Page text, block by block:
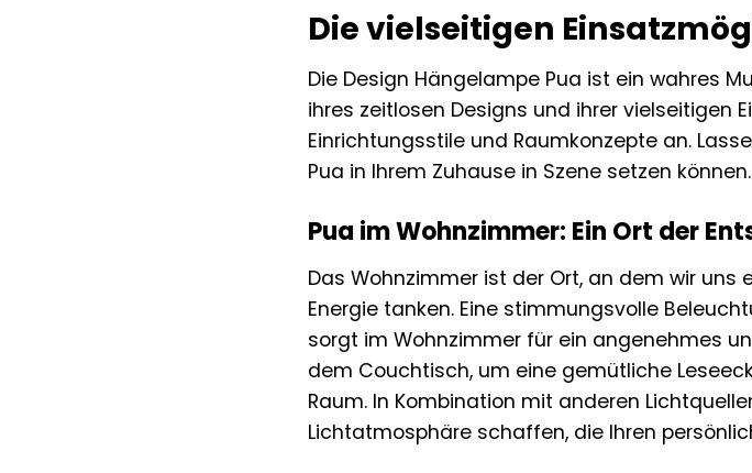
Die vielseitigen
Die Design Hängelampe Pua ist ein wahres
ihres zeitlosen Designs und ihrer
Einrichtungsstile und Raumkonzepte an.
Pua in Ihrem Zuhause in Szene setzen können.
Pua im Wohnzimmer: Ein Ort der
Das Wohnzimmer ist der Ort, an dem wir
Energie tanken. Eine stimmungsvolle
sorgt im Wohnzimmer für ein angenehmes
dem Couchtisch, um eine gemütliche
Raum. In Kombination mit anderen
Lichtatmosphäre schaffen, die Ihren